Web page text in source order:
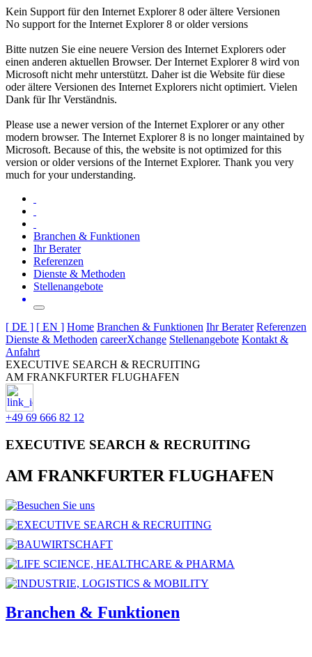
Kein Support für den Internet Explorer 8 oder ältere Versionen
No support for the Internet Explorer 8 or older versions
Bitte nutzen Sie eine neuere Version des Internet Explorers oder
einen anderen aktuellen Browser. Der Internet Explorer 8 wird von
Microsoft nicht mehr unterstützt. Daher ist die Website für diese
oder ältere Versionen des Internet Explorers nicht optimiert. Vielen
Dank für Ihr Verständnis.
Please use a newer version of the Internet Explorer or any other
modern browser. The Internet Explorer 8 is no longer maintained by
Microsoft. Because of this, the website is not optimized for this
version or older versions of the Internet Explorer. Thank you very
much for your understanding.
Branchen & Funktionen
Ihr Berater
Referenzen
Dienste & Methoden
Stellenangebote
[ DE ] [ EN ] Home Branchen & Funktionen Ihr Berater Referenzen
Dienste & Methoden careerXchange Stellenangebote Kontakt &
Anfahrt
EXECUTIVE SEARCH & RECRUITING
AM FRANKFURTER FLUGHAFEN
+49 69 666 82 12
EXECUTIVE SEARCH & RECRUITING
AM FRANKFURTER FLUGHAFEN
Besuchen Sie uns
EXECUTIVE SEARCH & RECRUITING
BAUWIRTSCHAFT
LIFE SCIENCE, HEALTHCARE & PHARMA
INDUSTRIE, LOGISTICS & MOBILITY
Branchen & Funktionen